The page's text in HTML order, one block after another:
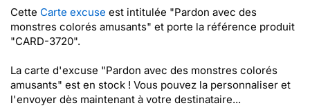
Cette Carte excuse est intitulée "Pardon avec des
monstres colorés amusants" et porte la référence produit
"CARD-3720".
La carte d'excuse "Pardon avec des monstres colorés
amusants" est en stock ! Vous pouvez la personnaliser et
l'envoyer dès maintenant à votre destinataire...